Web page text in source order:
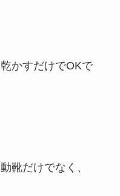
かすだけでOKで
靴だけでなく、